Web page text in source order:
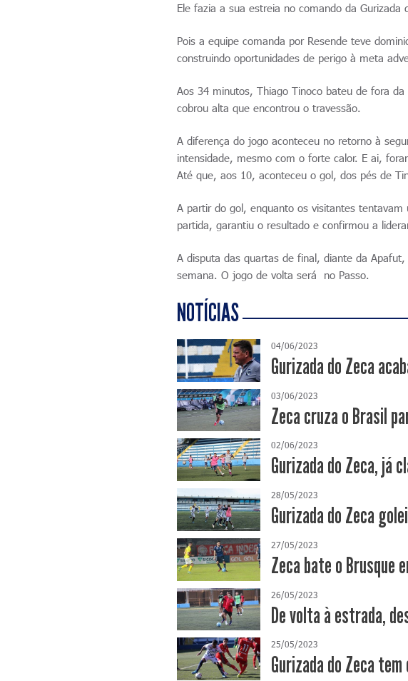
Ele fazia a sua estreia no comando da
Pois a equipe comanda por Resende teve
construindo oportunidades de perigo à meta
Aos 34 minutos, Thiago Tinoco bateu de fora
cobrou alta que encontrou o travessão.
A diferença do jogo aconteceu no retorno à
intensidade, mesmo com o forte calor. E ai,
Até que, aos 10, aconteceu o gol, dos pés de
A partir do gol, enquanto os visitantes
partida, garantiu o resultado e confirmou a
A disputa das quartas de final, diante da
semana. O jogo de volta será no Passo.
NOTÍCIAS
04/06/2023
Gurizada do Zeca
03/06/2023
Zeca cruza o Brasil
02/06/2023
Gurizada do Zeca, já
28/05/2023
Gurizada do Zeca
27/05/2023
Zeca bate o Brusque
26/05/2023
De volta à estrada,
25/05/2023
Gurizada do Zeca